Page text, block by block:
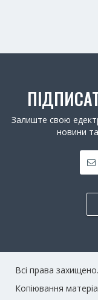
Залиште свою
новини
Всі права захищено.
Копіювання